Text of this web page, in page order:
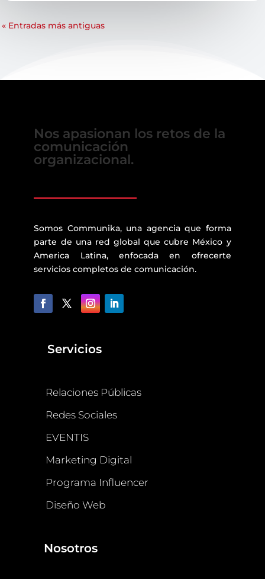
« Entradas más antiguas
Nos apasionan los retos de la
comunicación
organizacional.
Somos Communika, una agencia que forma
parte de una red global que cubre México y
America Latina, enfocada en ofrecerte
servicios completos de comunicación.
Servicios
Relaciones Públicas
Redes Sociales
EVENTIS
Marketing Digital
Programa Influencer
Diseño Web
Nosotros